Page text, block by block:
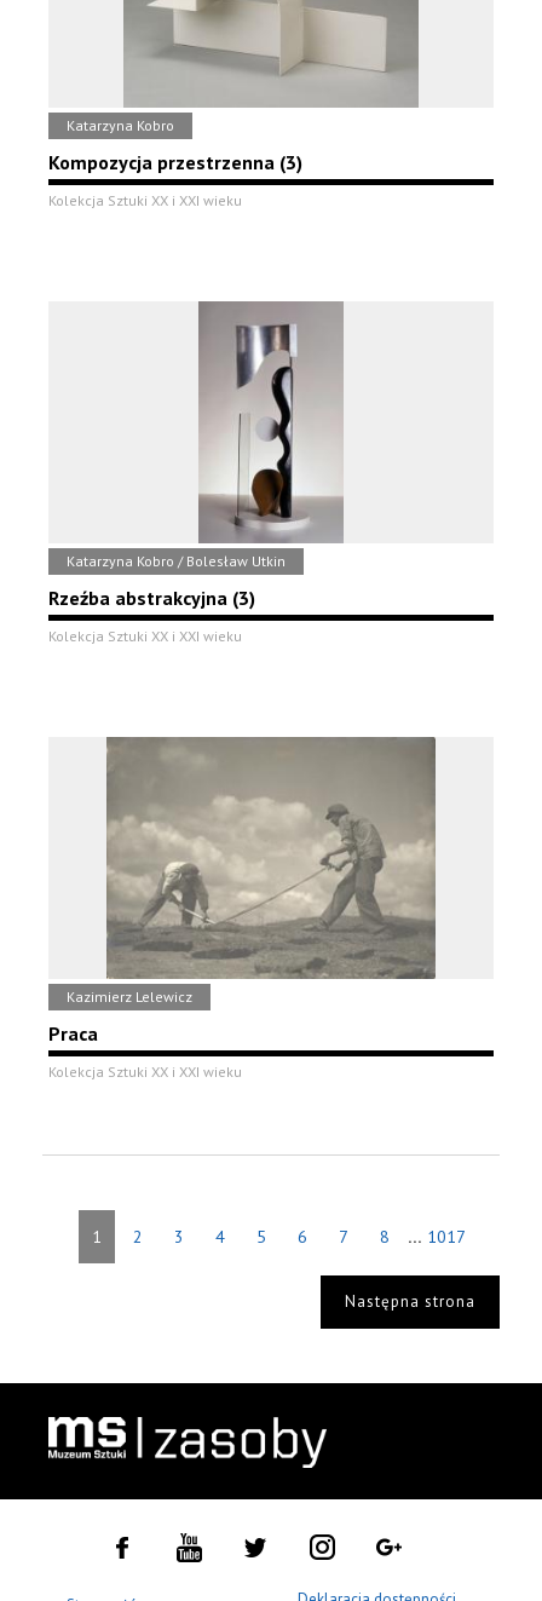
Katarzyna Kobro
Kompozycja przestrzenna (3)
Kolekcja Sztuki XX i XXI wieku
Katarzyna Kobro / Bolesław Utkin
Rzeźba abstrakcyjna (3)
Kolekcja Sztuki XX i XXI wieku
Kazimierz Lelewicz
Praca
Kolekcja Sztuki XX i XXI wieku
1 2 3 4 5 6 7 8 ... 1017
Następna strona